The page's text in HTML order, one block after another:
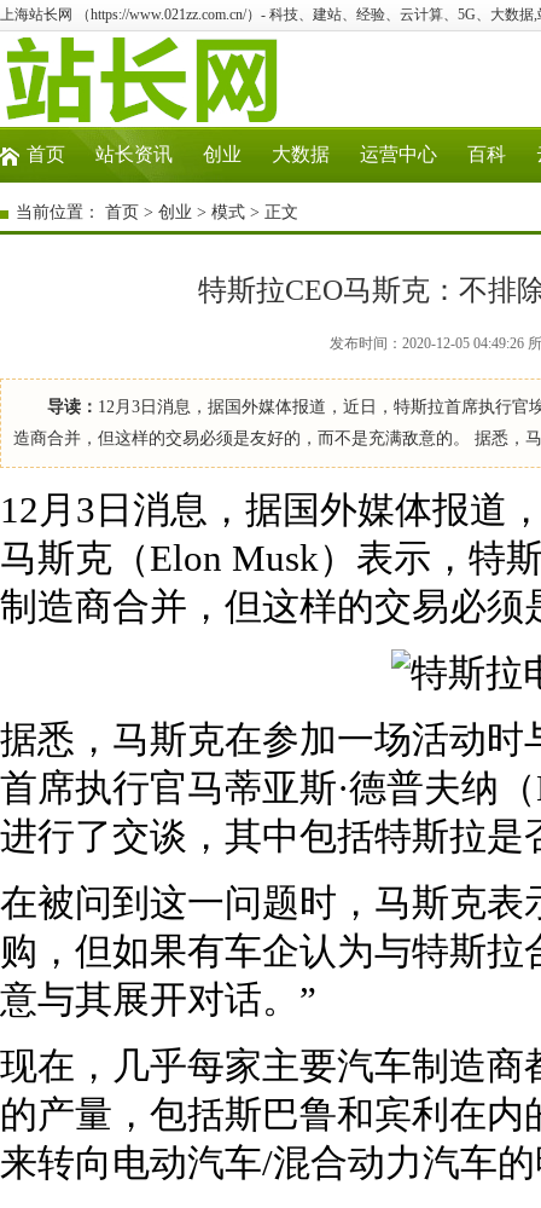
上海站长网 （https://www.021zz.com.cn/）- 科技、建站、经验、云计算、5G、大数据
首页 站长资讯 创业 大数据 运营中心 百科
当前位置： 首页 > 创业 > 模式 > 正文
特斯拉CEO马斯克：不排
发布时间：2020-12-05 04:49:26
导读： 12月3日消息，据国外媒体报道，近日，特斯拉首席执行
造商合并，但这样的交易必须是友好的，而不是充满敌意的。 据悉，
12月3日消息，据国外媒体报道
马斯克（Elon Musk）表示，特
制造商合并，但这样的交易必
据悉，马斯克在参加一场活动时
首席执行官马蒂亚斯·德普夫纳
进行了交谈，其中包括特斯拉
在被问到这一问题时，马斯克
购，但如果有车企认为与特斯
意与其展开对话。”
现在，几乎每家主要汽车制造
的产量，包括斯巴鲁和宾利在
来转向电动汽车/混合动力汽车